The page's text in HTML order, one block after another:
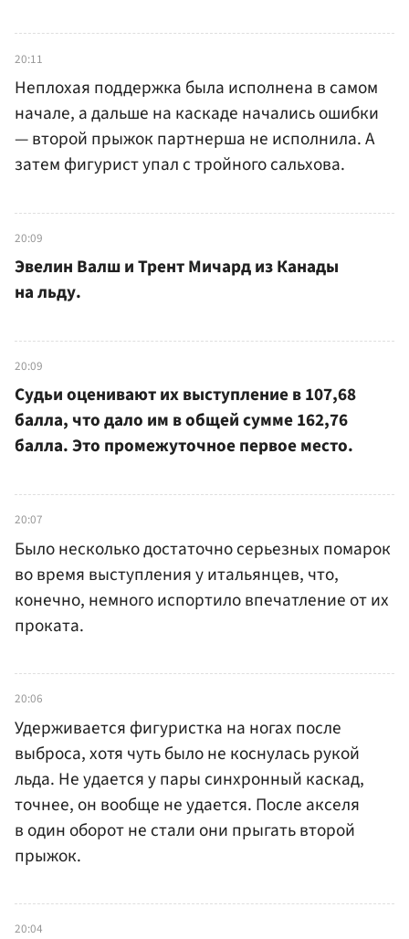
20:11
Неплохая поддержка была исполнена в самом
начале, а дальше на каскаде начались ошибки
— второй прыжок партнерша не исполнила. А
затем фигурист упал с тройного сальхова.
20:09
Эвелин Валш и Трент Мичард из Канады
на льду.
20:09
Судьи оценивают их выступление в 107,68
балла, что дало им в общей сумме 162,76
балла. Это промежуточное первое место.
20:07
Было несколько достаточно серьезных помарок
во время выступления у итальянцев, что,
конечно, немного испортило впечатление от их
проката.
20:06
Удерживается фигуристка на ногах после
выброса, хотя чуть было не коснулась рукой
льда. Не удается у пары синхронный каскад,
точнее, он вообще не удается. После акселя
в один оборот не стали они прыгать второй
прыжок.
20:04